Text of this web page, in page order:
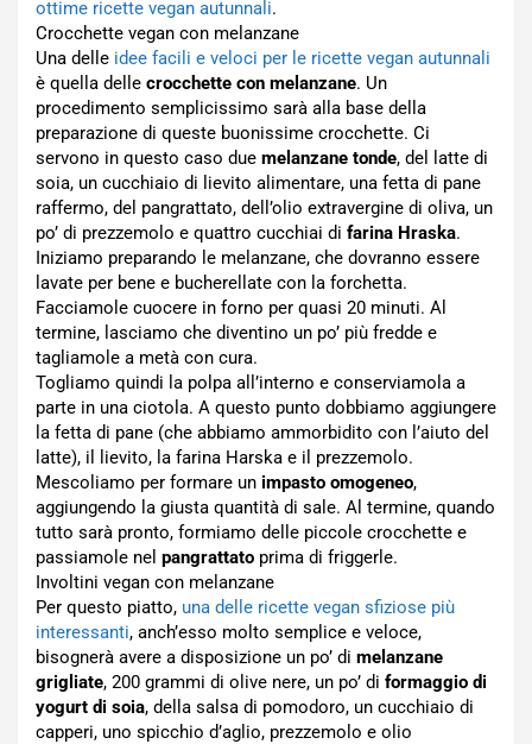
ottime ricette vegan autunnali.
Crocchette vegan con melanzane
Una delle idee facili e veloci per le ricette vegan autunnali
è quella delle crocchette con melanzane. Un
procedimento semplicissimo sarà alla base della
preparazione di queste buonissime crocchette. Ci
servono in questo caso due melanzane tonde, del latte di
soia, un cucchiaio di lievito alimentare, una fetta di pane
raffermo, del pangrattato, dell’olio extravergine di oliva, un
po’ di prezzemolo e quattro cucchiai di farina Hraska.
Iniziamo preparando le melanzane, che dovranno essere
lavate per bene e bucherellate con la forchetta.
Facciamole cuocere in forno per quasi 20 minuti. Al
termine, lasciamo che diventino un po’ più fredde e
tagliamole a metà con cura.
Togliamo quindi la polpa all’interno e conserviamola a
parte in una ciotola. A questo punto dobbiamo aggiungere
la fetta di pane (che abbiamo ammorbidito con l’aiuto del
latte), il lievito, la farina Harska e il prezzemolo.
Mescoliamo per formare un impasto omogeneo,
aggiungendo la giusta quantità di sale. Al termine, quando
tutto sarà pronto, formiamo delle piccole crocchette e
passiamole nel pangrattato prima di friggerle.
Involtini vegan con melanzane
Per questo piatto, una delle ricette vegan sfiziose più
interessanti, anch’esso molto semplice e veloce,
bisognerà avere a disposizione un po’ di melanzane
grigliate, 200 grammi di olive nere, un po’ di formaggio di
yogurt di soia, della salsa di pomodoro, un cucchiaio di
capperi, uno spicchio d’aglio, prezzemolo e olio